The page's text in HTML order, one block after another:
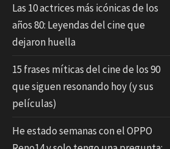
Las 10 actrices más icónicas de los
años 80: Leyendas del cine que
dejaron huella
15 frases míticas del cine de los 90
que siguen resonando hoy (y sus
películas)
He estado semanas con el OPPO